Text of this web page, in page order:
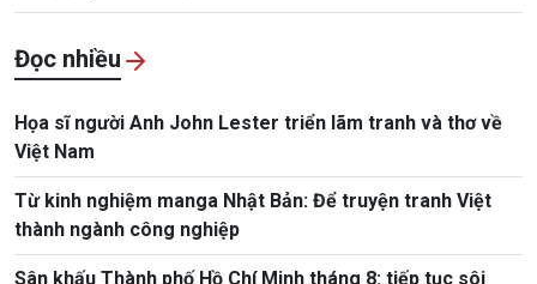
Đọc nhiều
Họa sĩ người Anh John Lester triển lãm tranh và thơ về
Việt Nam
Từ kinh nghiệm manga Nhật Bản: Để truyện tranh Việt
thành ngành công nghiệp
Sân khấu Thành phố Hồ Chí Minh tháng 8: tiếp tục sôi